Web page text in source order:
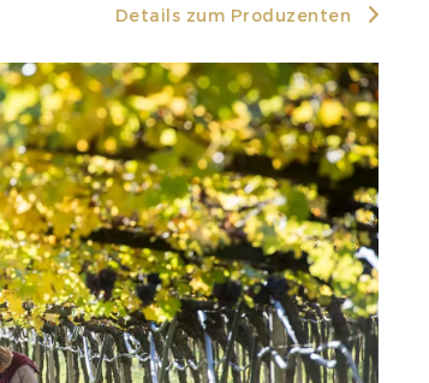
Details zum Produzenten